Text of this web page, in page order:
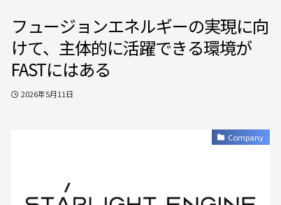
フュージョンエネルギーの実現に向
けて、主体的に活躍できる環境が
FASTにはある
2026年5月11日
Company